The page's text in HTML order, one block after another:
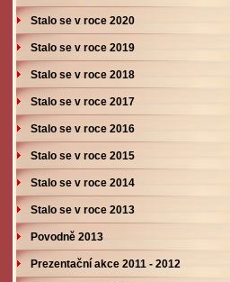
Stalo se v roce 2020
Stalo se v roce 2019
Stalo se v roce 2018
Stalo se v roce 2017
Stalo se v roce 2016
Stalo se v roce 2015
Stalo se v roce 2014
Stalo se v roce 2013
Povodně 2013
Prezentační akce 2011 - 2012